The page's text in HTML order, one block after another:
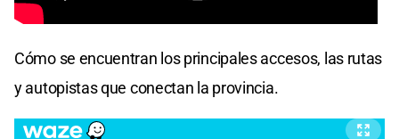
Cómo se encuentran los principales accesos, las rutas
y autopistas que conectan la provincia.